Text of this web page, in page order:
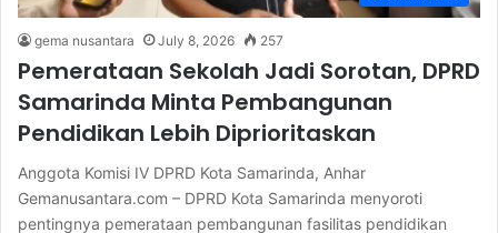
gema nusantara July 8, 2026 257
Pemerataan Sekolah Jadi Sorotan, DPRD
Samarinda Minta Pembangunan
Pendidikan Lebih Diprioritaskan
Anggota Komisi IV DPRD Kota Samarinda, Anhar
Gemanusantara.com – DPRD Kota Samarinda menyoroti
pentingnya pemerataan pembangunan fasilitas pendidikan